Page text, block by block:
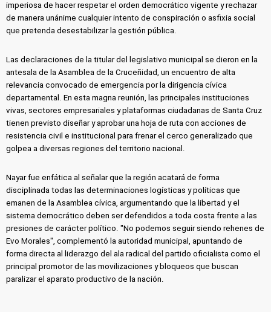
imperiosa de hacer respetar el orden democrático vigente y rechazar
de manera unánime cualquier intento de conspiración o asfixia social
que pretenda desestabilizar la gestión pública.
Las declaraciones de la titular del legislativo municipal se dieron en la
antesala de la Asamblea de la Cruceñidad, un encuentro de alta
relevancia convocado de emergencia por la dirigencia cívica
departamental. En esta magna reunión, las principales instituciones
vivas, sectores empresariales y plataformas ciudadanas de Santa Cruz
tienen previsto diseñar y aprobar una hoja de ruta con acciones de
resistencia civil e institucional para frenar el cerco generalizado que
golpea a diversas regiones del territorio nacional.
Nayar fue enfática al señalar que la región acatará de forma
disciplinada todas las determinaciones logísticas y políticas que
emanen de la Asamblea cívica, argumentando que la libertad y el
sistema democrático deben ser defendidos a toda costa frente a las
presiones de carácter político. "No podemos seguir siendo rehenes de
Evo Morales", complementó la autoridad municipal, apuntando de
forma directa al liderazgo del ala radical del partido oficialista como el
principal promotor de las movilizaciones y bloqueos que buscan
paralizar el aparato productivo de la nación.